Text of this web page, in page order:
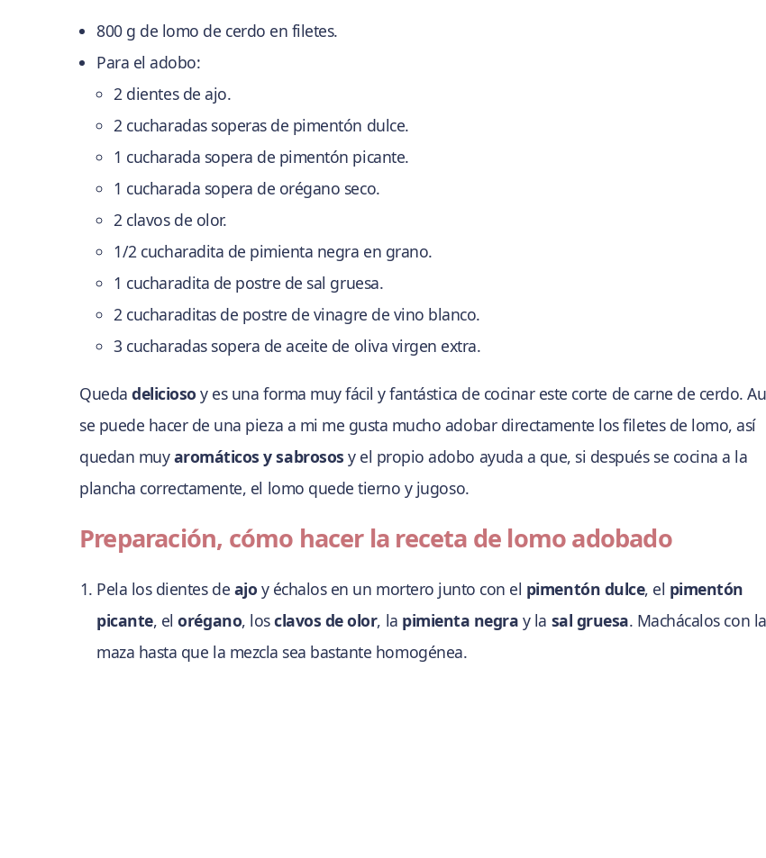
800 g de lomo de cerdo en filetes.
Para el adobo:
2 dientes de ajo.
2 cucharadas soperas de pimentón dulce.
1 cucharada sopera de pimentón picante.
1 cucharada sopera de orégano seco.
2 clavos de olor.
1/2 cucharadita de pimienta negra en grano.
1 cucharadita de postre de sal gruesa.
2 cucharaditas de postre de vinagre de vino blanco.
3 cucharadas sopera de aceite de oliva virgen extra.
Quedadelicioso y es una forma muy fácil y fantástica de cocinar este corte de carne de cerdo.
se puede hacer de una pieza a mi me gusta mucho adobar directamente los filetes de lomo, así
quedan muyaromáticos y sabrosos y el propio adobo ayuda a que, si después se cocina a la
plancha correctamente, el lomo quede tierno y jugoso.
Preparación, cómo hacer la receta de lomo adobado
Pela los dientes de ajo y échalos en un mortero junto con el pimentón dulce, el pimentón
picante, elorégano, losclavos de olor, la pimienta negra y la sal gruesa. Machácalos con la
maza hasta que la mezcla sea bastante homogénea.